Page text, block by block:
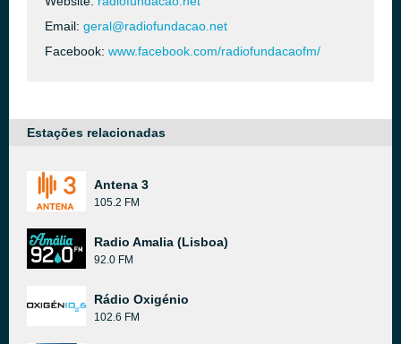
Email: geral@radiofundacao.net
Facebook: www.facebook.com/radiofundacaofm/
Estações relacionadas
Antena 3
105.2 FM
Radio Amalia (Lisboa)
92.0 FM
Rádio Oxigénio
102.6 FM